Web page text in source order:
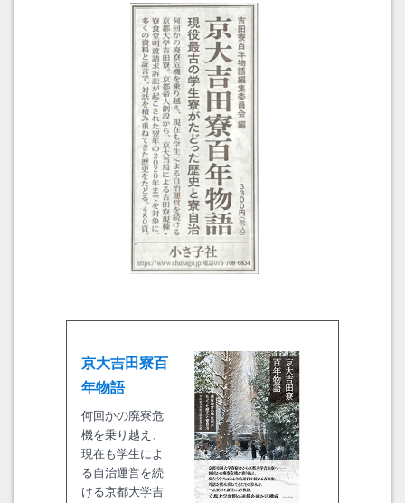
京大吉田寮百
年物語
何回かの廃寮危
機を乗り越え、
現在も学生によ
る自治運営を続
ける京都大学吉